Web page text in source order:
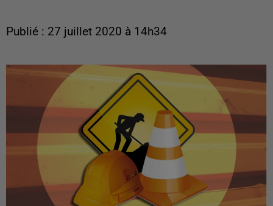
Publié : 27 juillet 2020 à 14h34